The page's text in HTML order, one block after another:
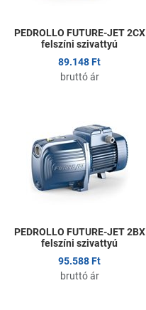
PEDROLLO FUTURE-JET 2CX
felszíni szivattyú
89.148 Ft
bruttó ár
PEDROLLO FUTURE-JET 2BX
felszíni szivattyú
95.588 Ft
bruttó ár